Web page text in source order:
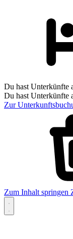
Du hast Unterkünfte
Du hast Unterkünfte
Zur
Zum Inhalt springen